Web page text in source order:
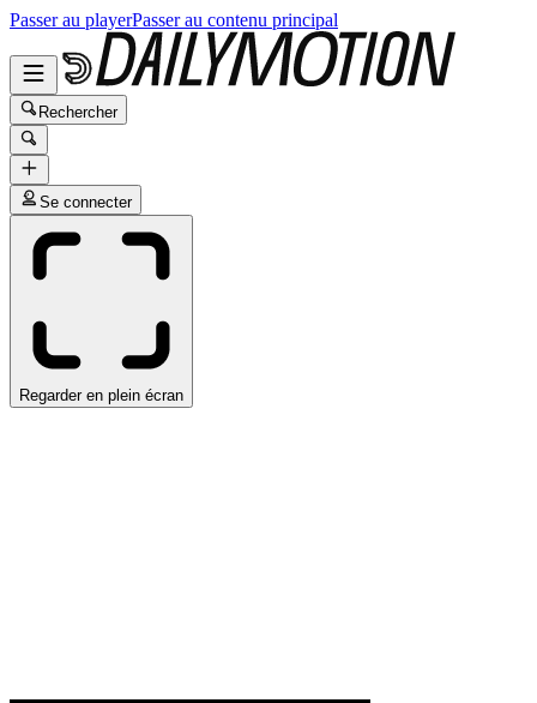
Passer au playerPasser au contenu principal
Rechercher
Se connecter
Regarder en plein écran